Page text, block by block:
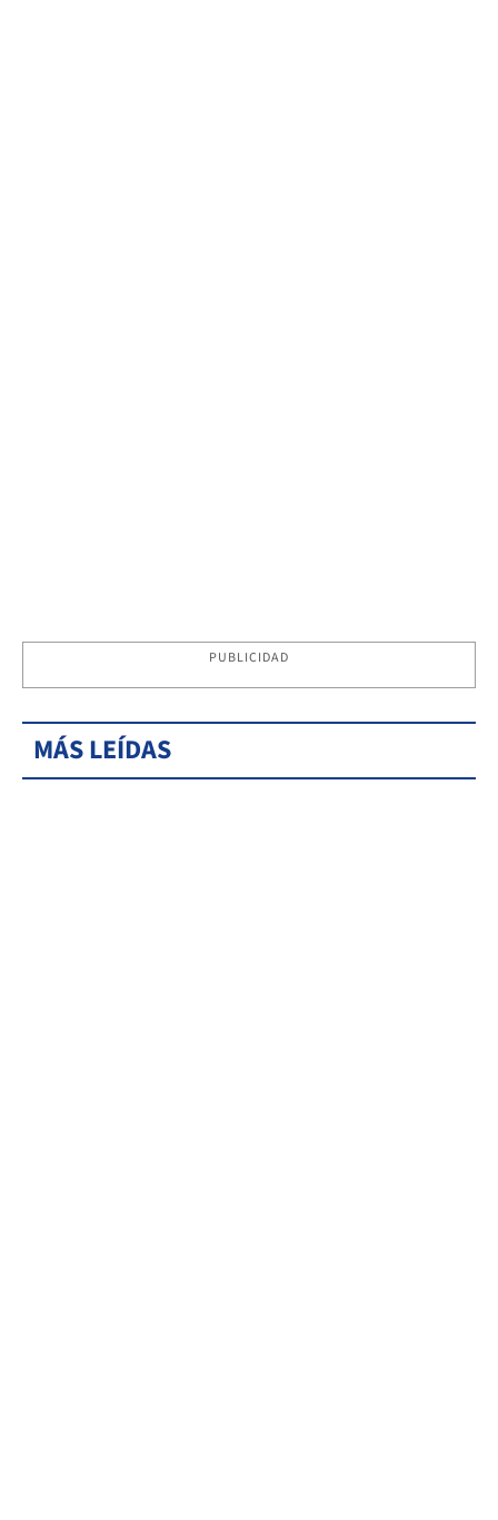
PUBLICIDAD
MÁS LEÍDAS